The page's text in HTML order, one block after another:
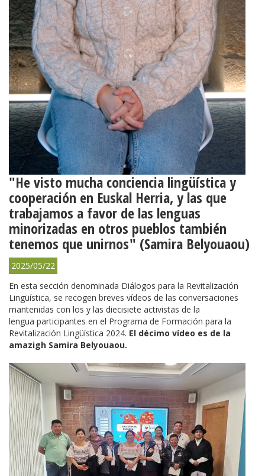
"He visto mucha conciencia lingüística y
cooperación en Euskal Herria, y las que
trabajamos a favor de las lenguas
minorizadas en otros pueblos también
tenemos que unirnos" (Samira Belyouaou)
2025/05/22
En esta sección denominada Diálogos para la Revitalización
Lingüística, se recogen breves vídeos de las conversaciones
mantenidas con los y las diecisiete activistas de la
lengua participantes en el Programa de Formación para la
Revitalización Lingüística 2024. El décimo vídeo es de la
amazigh Samira Belyouaou.